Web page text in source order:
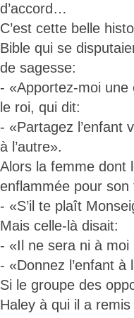
d’accord…
C’est cette belle
Bible qui se
de sagesse:
- «Apportez-moi une
le roi, qui dit:
- «Partagez l’enfant
à l’autre».
Alors la femme dont
enflammée pour son
- «S’il te plaît
Mais celle-là disait:
- «Il ne sera ni à
- «Donnez l’enfant
Si le groupe des
Haley à qui il a